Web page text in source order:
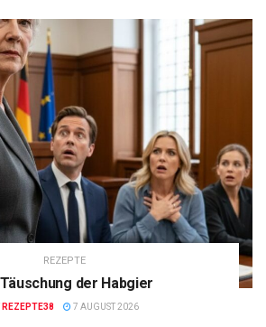
REZEPTE
der Habgier
REZEPTE38 7 AUGUST 2026